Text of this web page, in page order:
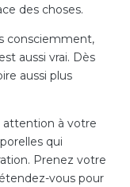
des choses.
consciemment,
aussi vrai. Dès
aussi plus
attention à votre
qui
Prenez votre
vous pour